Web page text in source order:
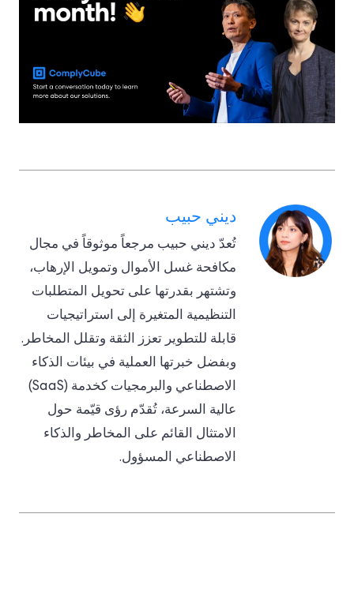
ديني حبيب
تُعدّ ديني حبيب مرجعاً موثوقاً في مجال
مكافحة غسل الأموال وتمويل الإرهاب،
وتشتهر بقدرتها على تحويل المتطلبات
التنظيمية المتغيرة إلى استراتيجيات
قابلة للتطوير تعزز الثقة وتقلل المخاطر.
وبفضل خبرتها العملية في بيئات الذكاء
الاصطناعي والبرمجيات كخدمة (SaaS)
عالية السرعة، تُقدّم رؤى قيّمة حول
الامتثال القائم على المخاطر والذكاء
الاصطناعي المسؤول.